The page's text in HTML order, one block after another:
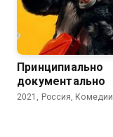
7.1
Принципиально
документально
2021, Россия, Комедии